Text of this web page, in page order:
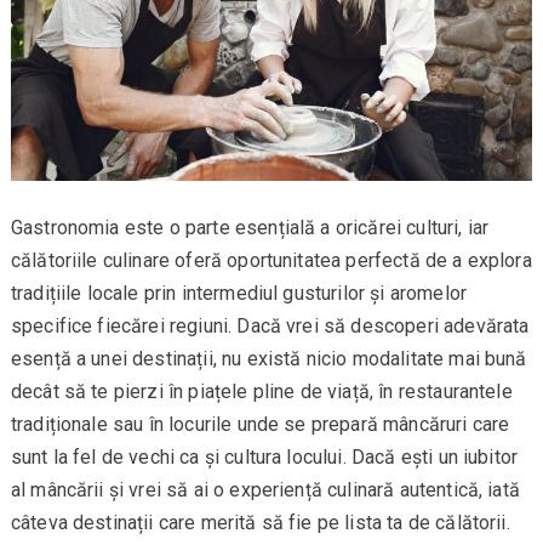
Gastronomia este o parte esențială a oricărei culturi, iar
călătoriile culinare oferă oportunitatea perfectă de a explora
tradițiile locale prin intermediul gusturilor și aromelor
specifice fiecărei regiuni. Dacă vrei să descoperi adevărata
esență a unei destinații, nu există nicio modalitate mai bună
decât să te pierzi în piațele pline de viață, în restaurantele
tradiționale sau în locurile unde se prepară mâncăruri care
sunt la fel de vechi ca și cultura locului. Dacă ești un iubitor
al mâncării și vrei să ai o experiență culinară autentică, iată
câteva destinații care merită să fie pe lista ta de călătorii.